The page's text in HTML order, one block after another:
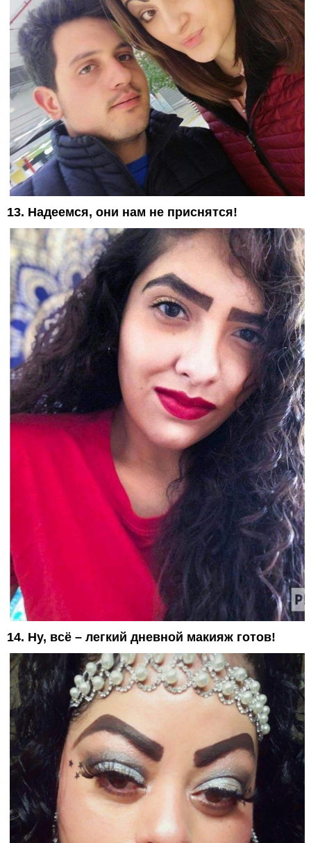
13. Надеемся, они нам не приснятся!
14. Ну, всё – легкий дневной макияж готов!